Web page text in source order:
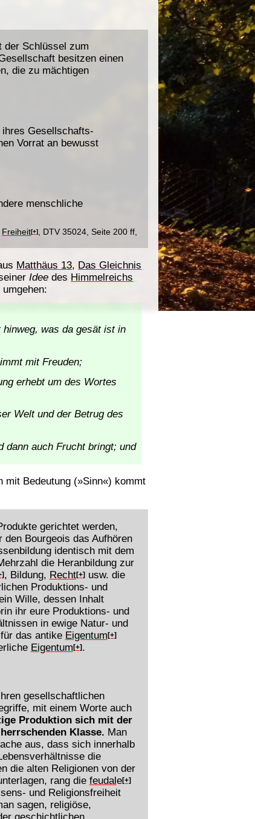
der Schlüssel zum
besitzen einen
die zu mächtigen
Gesellschafts-
Vorrat an bewusst
menschliche
Freiheit[+] , DTV 35024, Seite 200 ff,
Matthäus 13, Das Gleichnis
Idee des Himmelreichs
was da gesät ist in
mit Freuden;
erhebt um des Wortes
Welt und der Betrug des
dann auch Frucht bringt; und
mit Bedeutung (»Sinn«) kommt
gerichtet werden,
Bourgeois das Aufhören
identisch mit dem
die Heranbildung zur
, Bildung, Recht[+]usw. die
Produktions- und
Wille, dessen Inhalt
ihr eure Produktions- und
in ewige Natur- und
das antike Eigentum[+]
Eigentum[+].
gesellschaftlichen
mit einem Worte auch
Produktion sich mit der
Klasse. Man
aus, dass sich innerhalb
die
die alten Religionen von der
rang die feudale[+]
und Religionsfreiheit
sagen, religiöse,
geschichtlichen